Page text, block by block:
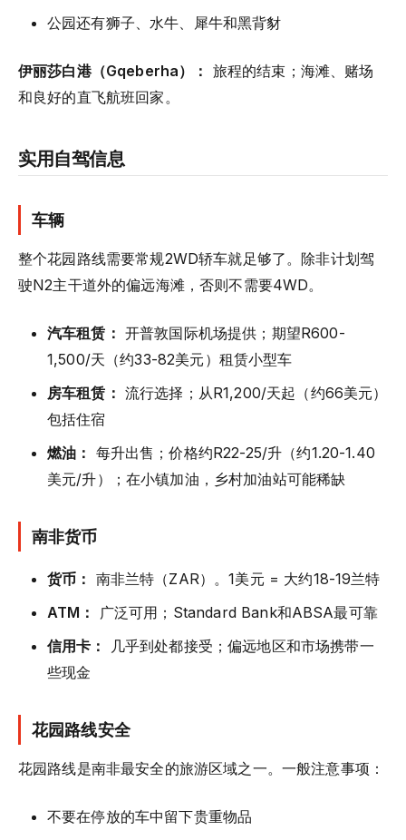
公园还有狮子、水牛、犀牛和黑背豺
伊丽莎白港（Gqeberha）： 旅程的结束；海滩、赌场
和良好的直飞航班回家。
实用自驾信息
车辆
整个花园路线需要常规2WD轿车就足够了。除非计划驾
驶N2主干道外的偏远海滩，否则不需要4WD。
汽车租赁： 开普敦国际机场提供；期望R600-
1,500/天（约33-82美元）租赁小型车
房车租赁： 流行选择；从R1,200/天起（约66美元）
包括住宿
燃油： 每升出售；价格约R22-25/升（约1.20-1.40
美元/升）；在小镇加油，乡村加油站可能稀缺
南非货币
货币： 南非兰特（ZAR）。1美元 = 大约18-19兰特
ATM：
广泛可用；Standard Bank和ABSA最可靠
信用卡：
几乎到处都接受；偏远地区和市场携带一
些现金
花园路线安全
花园路线是南非最安全的旅游区域之一。一般注意事项：
不要在停放的车中留下贵重物品